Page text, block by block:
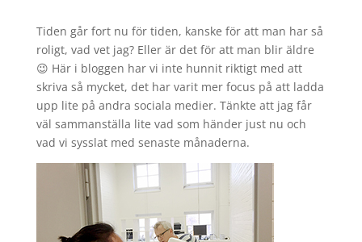
Tiden går fort nu för tiden, kanske för att man har så
roligt, vad vet jag? Eller är det för att man blir äldre
😉 Här i bloggen har vi inte hunnit riktigt med att
skriva så mycket, det har varit mer focus på att ladda
upp lite på andra sociala medier. Tänkte att jag får
väl sammanställa lite vad som händer just nu och
vad vi sysslat med senaste månaderna.